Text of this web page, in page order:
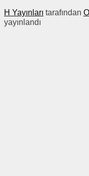
H Yayınları tarafından
yayınlandı